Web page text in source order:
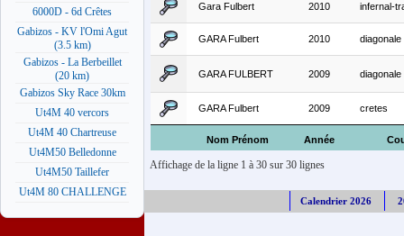
6000D - 6d Crêtes
Gabizos - KV l'Omi Agut
(3.5 km)
Gabizos - La Berbeillet
(20 km)
Gabizos Sky Race 30km
Ut4M 40 vercors
Ut4M 40 Chartreuse
Ut4M50 Belledonne
Ut4M50 Taillefer
Ut4M 80 CHALLENGE
Nom Prénom Année
Gara Fulbert 2010 infernal-
GARA Fulbert 2010 diagonale
GARA FULBERT 2009 diagonale
GARA Fulbert 2009 cretes
Affichage de la ligne 1 à 30 sur 30 lignes
Calendrier 2026